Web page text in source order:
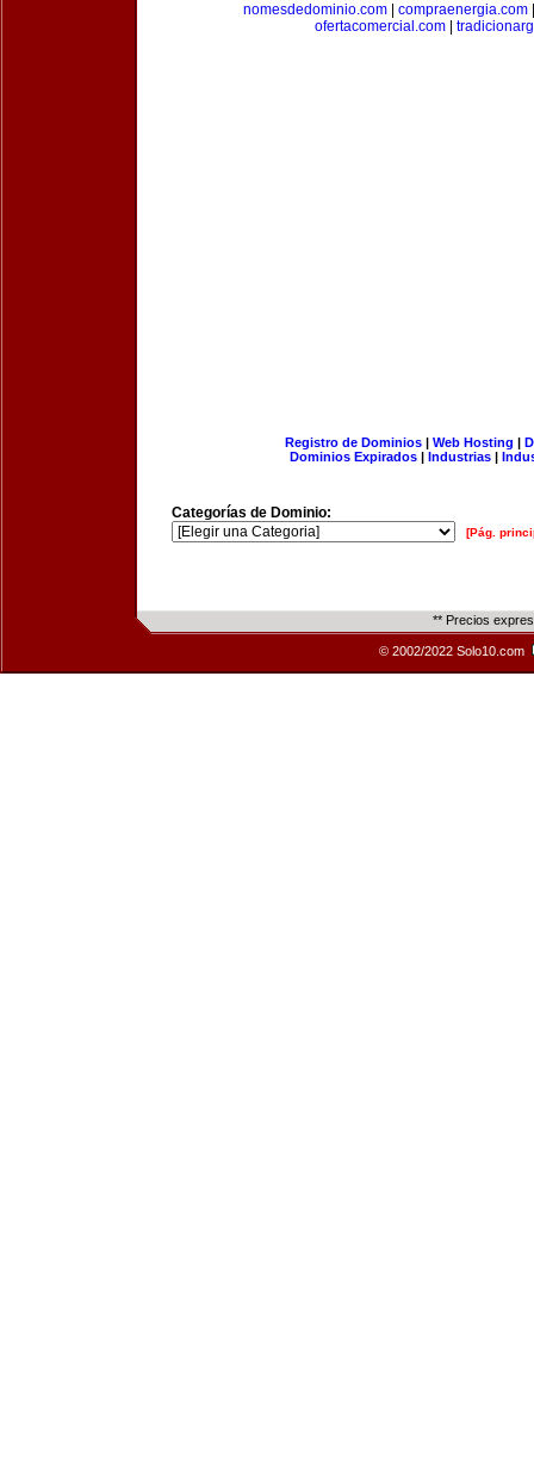
nomesdedominio.com| compraenergia.com
ofertacomercial.com
Registro de Dominios| Web Hosting |
Dominios Expirados | Industrias |
Categorías de Dominio:
[Pág.
** Precios
© 2002/2022 Solo10.com